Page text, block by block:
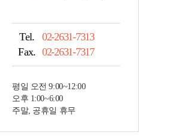
Tel.
02-2631-7313
Fax. 02-2631-7317
평일 오전 9:00~12:00
오후 1:00~6:00
주말, 공휴일 휴무